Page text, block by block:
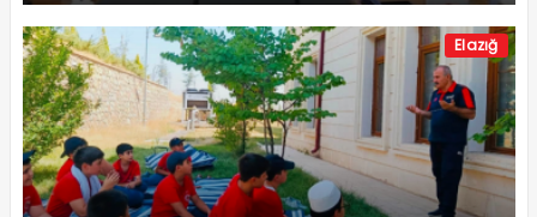
Elazığ